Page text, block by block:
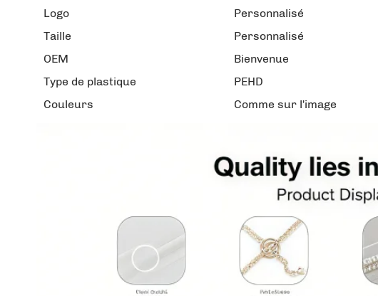
Logo
Personnalisé
Taille
Personnalisé
OEM
Bienvenue
Type de plastique
PEHD
Couleurs
Comme sur l'image